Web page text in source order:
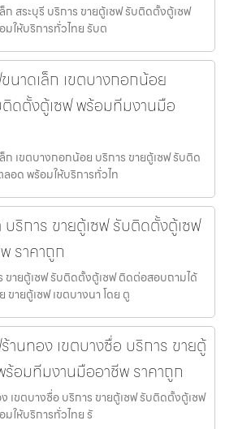
สระบุรี บริการ ขายตู้เซฟ รับติดตั้งตู้เซฟ
ให้บริการทั่วไทย รับต
นาดเล็ก เขตบางกอกน้อย
ดตั้งตู้เซฟ พร้อมทีมงานมือ
ก เขตบางกอกน้อย บริการ ขายตู้เซฟ รับติด
อด พร้อมให้บริการทั่วไท
บริการ ขายตู้เซฟ รับติดตั้งตู้เซฟ
ราคาถูก
ขายตู้เซฟ รับติดตั้งตู้เซฟ ติดต่อสอบถามได้
ายตู้เซฟ เขตบางนา โดย ตู
านทอง เขตบางซื่อ บริการ ขายตู้
อมทีมงานมืออาชีพ ราคาถูก
เขตบางซื่อ บริการ ขายตู้เซฟ รับติดตั้งตู้เซฟ
ให้บริการทั่วไทย รั